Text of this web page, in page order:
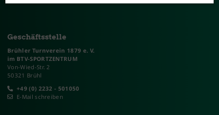
Geschäftsstelle
Brühler Turnverein 1879 e. V.
im BTV-SPORTZENTRUM
Von-Wied-Str. 2
50321 Brühl
+49 (0) 2232 - 501050
E-Mail schreiben